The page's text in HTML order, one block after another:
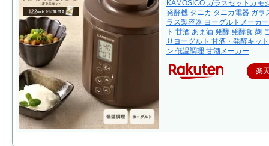
KAMOSICO ガラスセットカモ
発酵機 タニカ タニカ電器 ガラ
ラス製容器 ヨーグルトメーカ
ト 甘酒 あま酒 発酵 発酵食 麹
りヨーグルト 甘酒・発酵キッ
ン 低温調理 甘酒メーカー
楽